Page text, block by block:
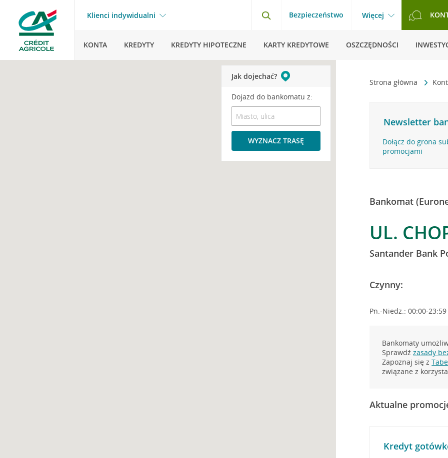
Klienci indywidualni Bezpieczeństwo Więcej
KONTA KREDYTY KREDYTY HIPOTECZNE KARTY KREDYTOWE OSZCZĘDNOŚCI
Strona główna
Newsletter
Dołącz do grona
promocjami
Bankomat
UL.
Santander Bank
Czynny:
Pn.-Niedz.: 00:00-23:59
Bankomaty
Sprawdźzasady
Zapoznaj się z
związane z
Aktualne
Kredyt
Jak dojechać?
Dojazd do bankomatu z:
WYZNACZ TRASĘ